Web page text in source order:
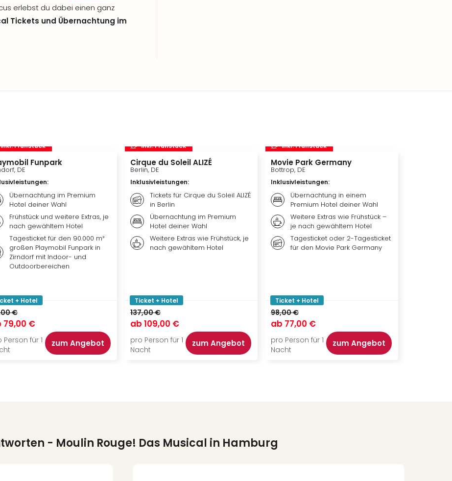
erlebst du dabei einen ganz
Tickets und Übernachtung im
inkl. Frühstück
Funpark
DE
:
Übernachtung im Premium
Hotel deiner Wahl
Frühstück und weitere Extras, je
nach gewähltem Hotel
Tagesticket für den 90.000 m²
großen Playmobil Funpark in
Zirndorf mit Indoor- und
Outdoorbereichen
+ Hotel
€
79,00 €
Person für 1
zum Angebot
inkl. Frühstück
Cirque du Soleil ALIZÉ
Berlin, DE
Inklusivleistungen:
Tickets für Cirque du Soleil ALIZÉ
in Berlin
Übernachtung im Premium
Hotel deiner Wahl
Weitere Extras wie Frühstück, je
nach gewähltem Hotel
Ticket + Hotel
137,00 €
ab 109,00 €
pro Person für 1
Nacht
zum Angebot
inkl. Frühstück
Movie Park Germany
Bottrop, DE
Inklusivleistungen:
Übernachtung in einem
Premium Hotel deiner Wahl
Weitere Extras wie Frühstück –
je nach gewähltem Hotel
Tagesticket oder 2-Tagesticket
für den Movie Park Germany
Ticket + Hotel
98,00 €
ab 77,00 €
pro Person für 1
Nacht
zum Angebot
- Moulin Rouge! Das Musical in Hamburg